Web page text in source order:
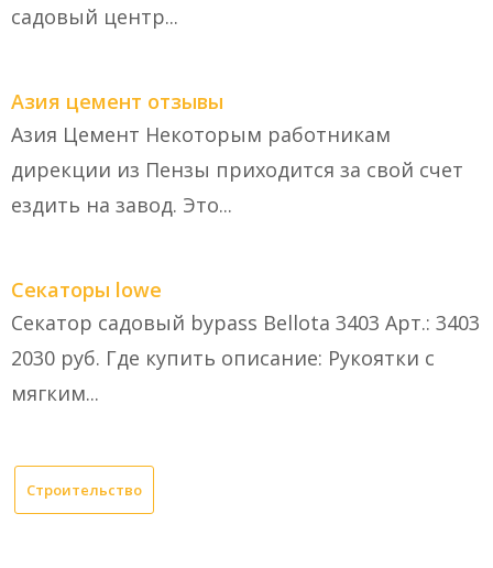
садовый центр...
Азия цемент отзывы
Азия Цемент Некоторым работникам
дирекции из Пензы приходится за свой счет
ездить на завод. Это...
Секаторы lowe
Секатор садовый bypass Bellota 3403 Арт.: 3403
2030 руб. Где купить описание: Рукоятки с
мягким...
Строительство